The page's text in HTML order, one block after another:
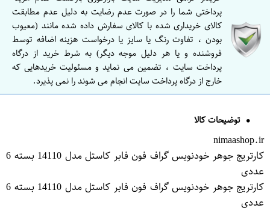
پرداختی شما را در صورت عدم رضایت به دلیل عدم مطابقت
کالای خریداری شده با کالای سفارش داده شده مانند (معیوب
بودن ، تفاوت رنگ یا سایز یا درخواست هزینه اضافه توسط
فروشنده و یا هر دلیل موجه دیگر) به شرط خرید از درگاه
پرداخت سایت ، تضمین می نماید و مسئولیت خریدهایی که
خارج از درگاه پرداخت سایت انجام می شوند را نمی پذیرد.
توضیحات کالا
nimaashop.ir
کارتریج جوهر خودنویس گراف فون فابر کاستل مدل 14110 بسته 6
عددی
کارتریج جوهر خودنویس گراف فون فابر کاستل مدل 14110 بسته 6
عددی